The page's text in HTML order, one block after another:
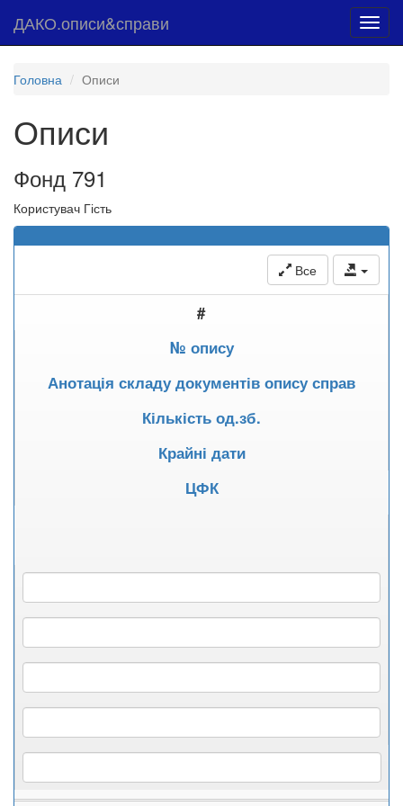
ДАКО.описи&справи
Головна Описи
Описи
Фонд 791
Користувач Гість
Все
#
№ опису
Анотація складу документів опису справ
Кількість од.зб.
Крайні дати
ЦФК